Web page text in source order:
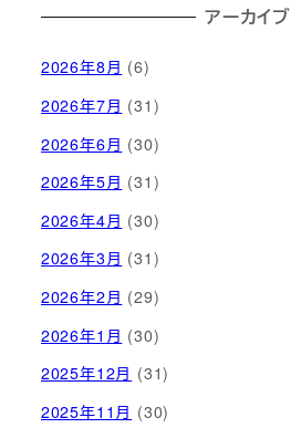
アーカイブ
2026年8月 (6)
2026年7月 (31)
2026年6月 (30)
2026年5月 (31)
2026年4月 (30)
2026年3月 (31)
2026年2月 (29)
2026年1月 (30)
2025年12月 (31)
2025年11月 (30)